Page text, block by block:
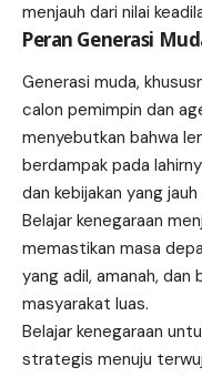
menjauh dari nilai
Peran Generasi
Generasi muda,
calon pemimpin dan
menyebutkan bahwa
berdampak pada
dan kebijakan yang
Belajar kenegaraan
memastikan masa
yang adil, amanah, dan
masyarakat luas.
Belajar kenegaraan
strategis menuju